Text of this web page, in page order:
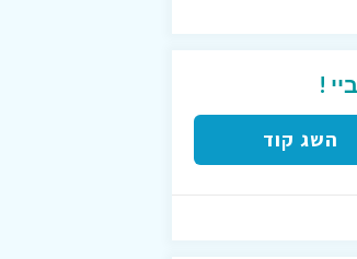
השג קוד